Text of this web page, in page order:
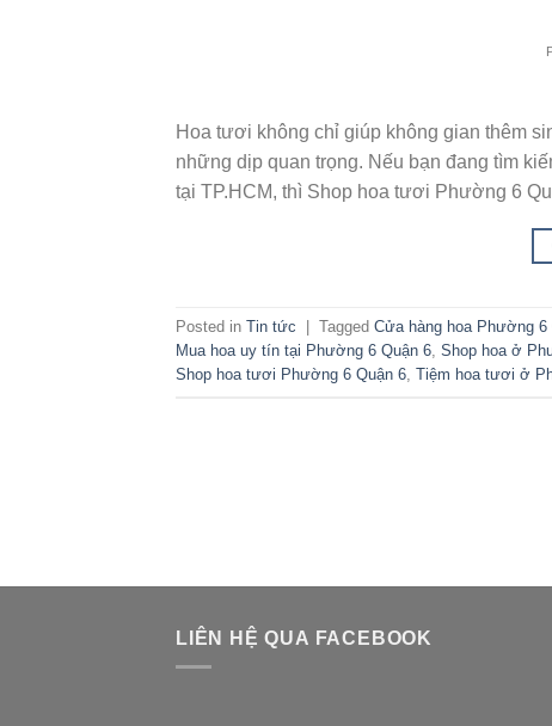
Hoa tươi không chỉ giúp không gian thêm
những dịp quan trọng. Nếu bạn đang tìm
tại TP.HCM, thì Shop hoa tươi Phường 6
Posted in Tin tức Tagged Cửa hàng hoa Phường 6
Mua hoa uy tín tại Phường 6 Quận 6, Shop hoa ở
Shop hoa tươi Phường 6 Quận 6, Tiệm hoa tươi ở
LIÊN HỆ QUA FACEBOOK